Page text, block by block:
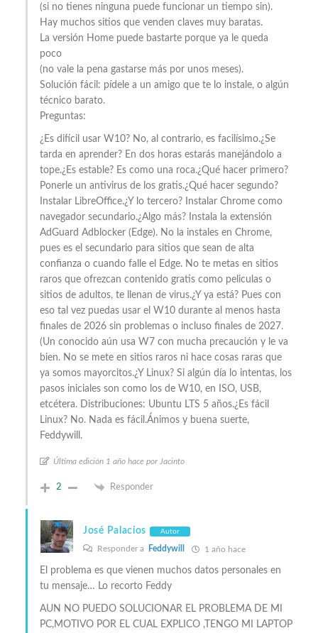
(si no tienes ninguna puede funcionar un tiempo sin).
Hay muchos sitios que venden claves muy baratas.
La versión Home puede bastarte porque ya le queda
poco
(no vale la pena gastarse más por unos meses).
Solución fácil: pídele a un amigo que te lo instale, o algún
técnico barato.
Preguntas:
¿Es difícil usar W10? No, al contrario, es facilísimo.¿Se
tarda en aprender? En dos horas estarás manejándolo a
tope.¿Es estable? Es como una roca.¿Qué hacer primero?
Ponerle un antivirus de los gratis.¿Qué hacer segundo?
Instalar LibreOffice.¿Y lo tercero? Instalar Chrome como
navegador secundario.¿Algo más? Instala la extensión
AdGuard Adblocker (Edge). No la instales en Chrome,
pues es el secundario para sitios que sean de alta
confianza o cuando falle el Edge. No te metas en sitios
raros que ofrezcan contenido gratis como peliculas o
sitios de adultos, te llenan de virus.¿Y ya está? Pues con
eso tal vez puedas usar el W10 durante al menos hasta
finales de 2026 sin problemas o incluso finales de 2027.
(Un conocido aún usa W7 con mucha precaución y le va
bien. No se mete en sitios raros ni hace cosas raras que
ya somos mayorcitos.¿Y Linux? Si algún día lo intentas, los
pasos iniciales son como los de W10, en ISO, USB,
etcétera. Distribuciones: Ubuntu LTS 5 años.¿Es fácil
Linux? No. Nada es fácil.Ánimos y buena suerte,
Feddywill.
Última edición 1 año hace por Jacinto
2 Responder
José Palacios Autor
Responder a Feddywill 1 año hace
El problema es que vienen muchos datos personales en
tu mensaje… Lo recorto Feddy
AUN NO PUEDO SOLUCIONAR EL PROBLEMA DE MI
PC,MOTIVO POR EL CUAL EXPLICO ,TENGO MI LAPTOP